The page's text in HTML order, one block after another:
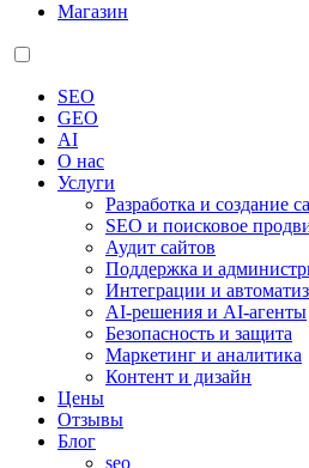
Магазин
SEO
GEO
AI
О нас
Услуги
Разработка и создание
SEO и поисковое
Аудит сайтов
Поддержка и
Интеграции и
AI-решения и AI-агенты
Безопасность и защита
Маркетинг и аналитика
Контент и дизайн
Цены
Отзывы
Блог
seo